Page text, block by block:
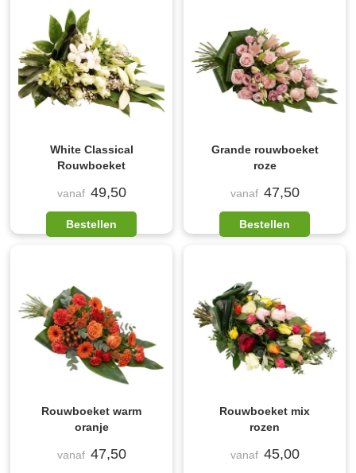
White Classical
Rouwboeket
vanaf 49,50
Bestellen
Grande rouwboeket
roze
vanaf 47,50
Bestellen
Rouwboeket warm
oranje
vanaf 47,50
Rouwboeket mix
rozen
vanaf 45,00